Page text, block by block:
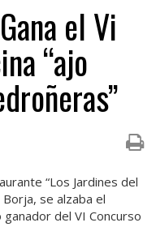
el Vi
“ajo
“Los Jardines del
se alzaba el
del VI Concurso